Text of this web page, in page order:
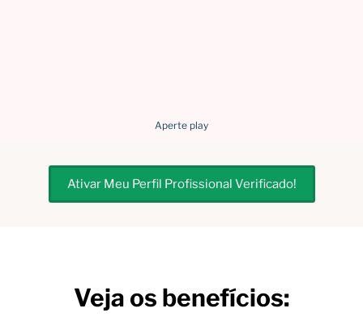
Aperte play
Ativar Meu Perfil Profissional Verificado!
Veja os benefícios: